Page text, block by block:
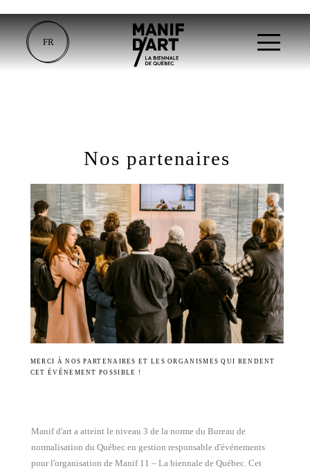
FR
Nos partenaires
MERCI À NOS PARTENAIRES ET LES ORGANISMES QUI RENDENT
CET ÉVÉNEMENT POSSIBLE !
Manif d'art a atteint le niveau 3 de la norme du Bureau de
normalisation du Québec en gestion responsable d'événements
pour l'organisation de Manif 11 – La biennale de Québec. Cet